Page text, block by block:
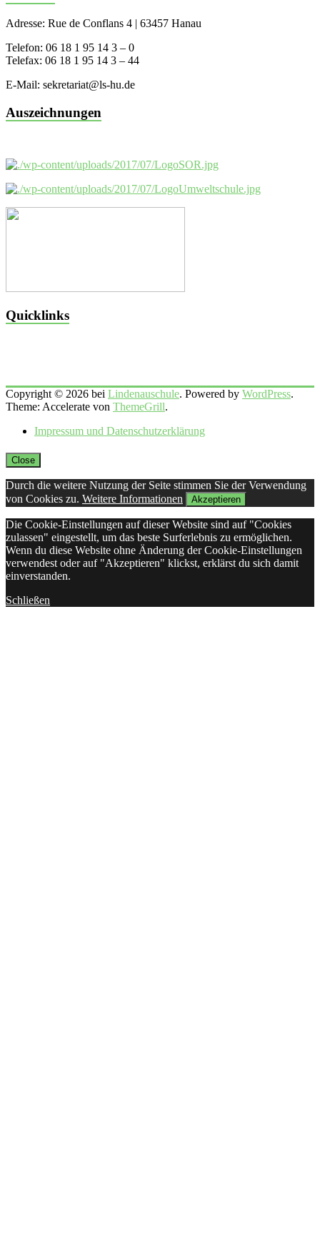
Adresse: Rue de Conflans 4 | 63457 Hanau
Telefon: 06 18 1 95 14 3 – 0
Telefax: 06 18 1 95 14 3 – 44
E-Mail: sekretariat@ls-hu.de
Auszeichnungen
Quicklinks
Copyright © 2026 bei Lindenauschule. Powered by WordPress.
Theme: Accelerate von ThemeGrill.
Impressum und Datenschutzerklärung
Close
Durch die weitere Nutzung der Seite stimmen Sie der Verwendung
von Cookies zu. Weitere Informationen Akzeptieren
Die Cookie-Einstellungen auf dieser Website sind auf "Cookies
zulassen" eingestellt, um das beste Surferlebnis zu ermöglichen.
Wenn du diese Website ohne Änderung der Cookie-Einstellungen
verwendest oder auf "Akzeptieren" klickst, erklärst du sich damit
einverstanden.
Schließen